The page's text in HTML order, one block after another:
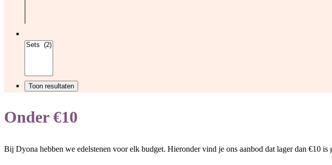
Onder €10
Bij Dyona hebben we edelstenen voor elk budget. Hieronder vind je ons aanbod dat lager dan €10 is